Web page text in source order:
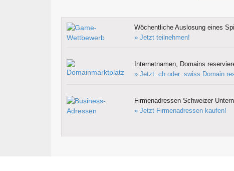
Wöchentliche Auslosung eines
» Jetzt teilnehmen!
Internetnamen, Domains
» Jetzt .ch oder .swiss Domain
Firmenadressen Schweizer
» Jetzt Firmenadressen kaufen!